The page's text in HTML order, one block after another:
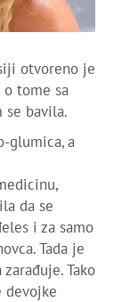
otvoreno je
tome sa
se bavila.
glumica, a
da se
i za samo
Tada je
Tako
devojke